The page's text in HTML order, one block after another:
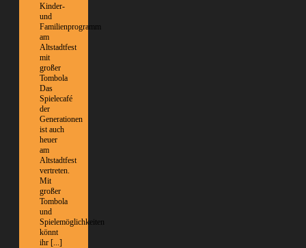
Kinder-
und
Familienprogramm
am
Altstadtfest
mit
großer
Tombola
Das
Spielecafé
der
Generationen
ist auch
heuer
am
Altstadtfest
vertreten.
Mit
großer
Tombola
und
Spielemöglichkeiten
könnt
ihr [...]